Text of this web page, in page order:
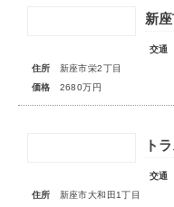
新
交通
住所
新座市栄2丁目
価格
2680万円
交通
住所
新座市大和田1丁目